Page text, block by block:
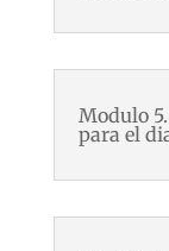
Modulo
para el